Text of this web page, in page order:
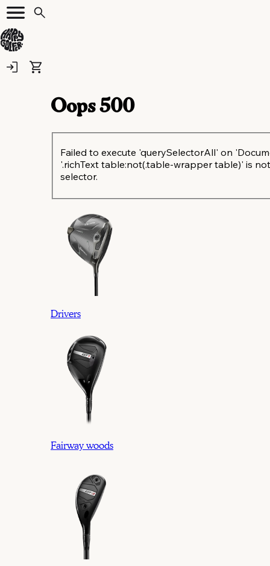
Oops500
Failed to execute 'querySelectorAll' on
'.richText table:not(.table-wrapper table)' is
selector.
Drivers
Fairway woods